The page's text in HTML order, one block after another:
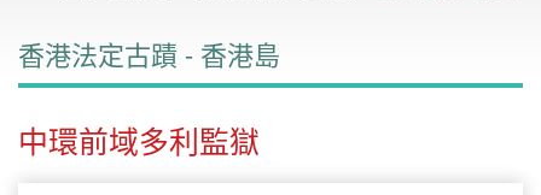
香港法定古蹟 - 香港島
中環前域多利監獄